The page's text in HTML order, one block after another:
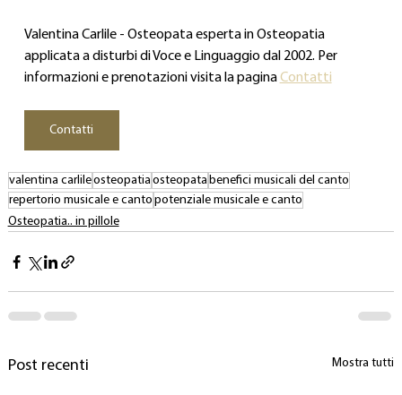
Valentina Carlile - Osteopata esperta in Osteopatia
applicata a disturbi di Voce e Linguaggio dal 2002. Per
informazioni e prenotazioni visita la pagina Contatti
Contatti
valentina carlileosteopatia osteopata benefici musicali del canto
repertorio musicale e canto potenziale musicale e canto
Osteopatia.. in pillole
Post recenti Mostra tutti